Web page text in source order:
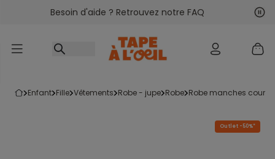
Accéder au contenu
Besoin d'aide ? Retrouvez notre FAQ
enfant fille vêtements robe - jupe robe robe manches
Outlet -50%*